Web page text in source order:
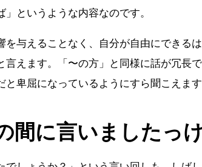
」というような内容なのです。
を与えることなく、自分が自由にできる
言えます。「〜の方」と同様に話が冗長
と卑屈になっているようにすら聞こえます
間に言いましたっ